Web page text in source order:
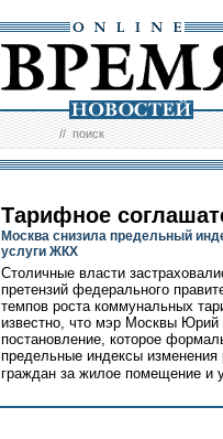
//поиск
Тарифное
Москва снизила предельный
услуги ЖКХ
Столичные власти
претензий федерального
темпов роста коммунальных
известно, что мэр Москвы Юрий
постановление, которое
предельные индексы изменения
граждан за жилое помещение и